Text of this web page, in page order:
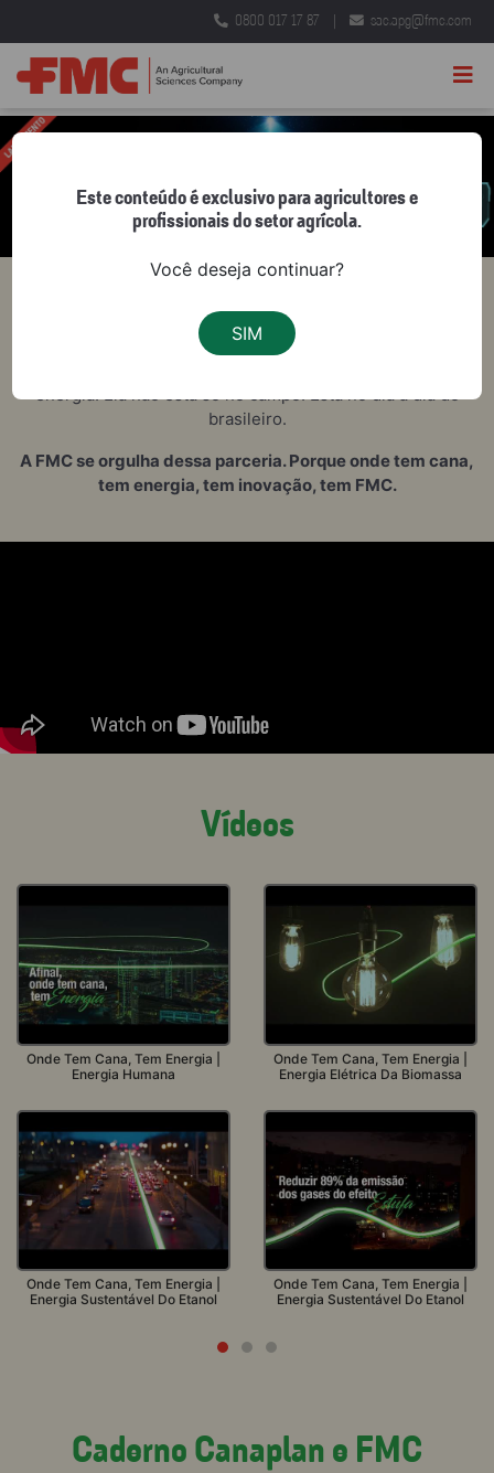
Este conteúdo é exclusivo para agricultores e
profissionais do setor agrícola.
Você deseja continuar?
SIM
0800 017 17 87 sac.apg@fmc.com
Previous Next
Cana é a cultura do Brasil que nunca para. As nossas
histórias caminham lado a lado. E, como nós, o cultivo
energia. Ela não está só no campo. Está no dia a dia do
brasileiro.
A FMC se orgulha dessa parceria. Porque onde tem cana,
tem energia, tem inovação, tem FMC.
Vídeos
Onde Tem Cana, Tem Energia |
Energia Elétrica Da Biomassa
Onde Tem Cana, Tem Energia |
Energia Sustentável Do Etanol
Onde Tem Cana, Tem Energia |
Energia Da Cana-De-Açúcar
Onde Tem Cana, Tem Energia |
A Força Dos Agricultores
Caderno Canaplan e FMC